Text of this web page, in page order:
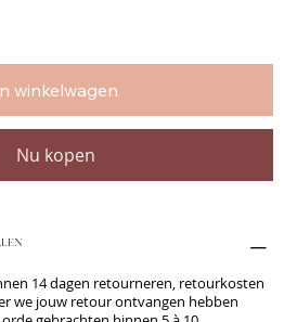
winkelwagen
Nu kopen
14 dagen retourneren, retourkosten
we jouw retour ontvangen hebben